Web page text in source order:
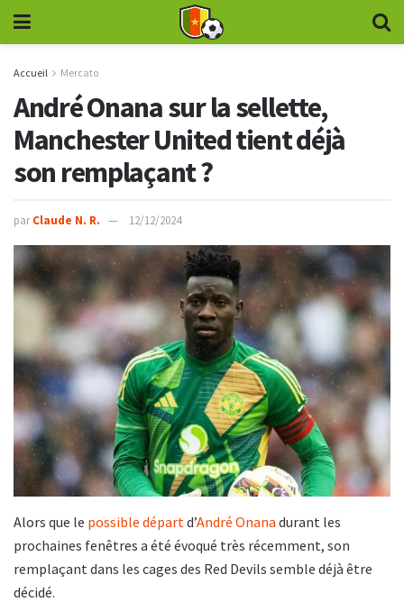
Accueil Mercato
André Onana sur la sellette,
Manchester United tient déjà
son remplaçant ?
par Claude N. R. 12/12/2024
Alors que le possible départ d’André Onana durant les
prochaines fenêtres a été évoqué très récemment, son
remplaçant dans les cages des Red Devils semble déjà être
décidé.